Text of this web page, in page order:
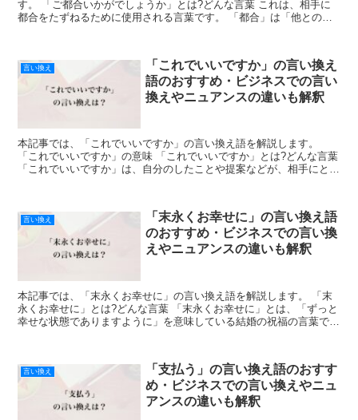
す。 「ご都合いかがでしょうか」とは?どんな言葉 これは、相手に
都合をたずねるために使用される言葉です。 「都合」は「他との兼
言い換え
「これでいいですか」の言い換え
語のおすすめ・ビジネスでの言い
換えやニュアンスの違いも解釈
本記事では、「これでいいですか」の言い換え語を解説します。
「これでいいですか」の意味 「これでいいですか」とは?どんな言葉
「これでいいですか」は、自分のしたことや提案などが、相手にとっ
言い換え
「末永くお幸せに」の言い換え語
のおすすめ・ビジネスでの言い換
えやニュアンスの違いも解釈
本記事では、「末永くお幸せに」の言い換え語を解説します。 「末
永くお幸せに」とは?どんな言葉 「末永くお幸せに」とは、「ずっと
幸せな状態でありますように」を意味している結婚の祝福の言葉で
言い換え
「支払う」の言い換え語のおすす
め・ビジネスでの言い換えやニュ
アンスの違いも解釈